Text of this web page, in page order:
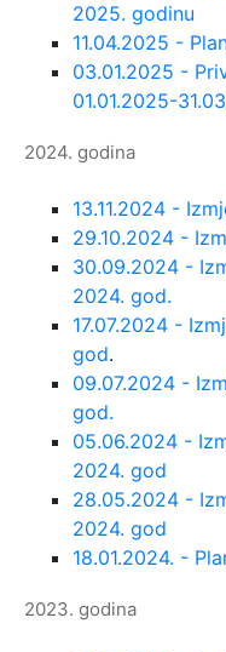
2025. godinu
11.04.2025 -
03.01.2025 -
01.01.2025-
2024. godina
13.11.2024 -
29.10.2024 -
30.09.2024 -
2024. god.
17.07.2024 -
god.
09.07.2024 -
god.
05.06.2024 -
2024. god
28.05.2024 -
2024. god
18.01.2024. -
2023. godina